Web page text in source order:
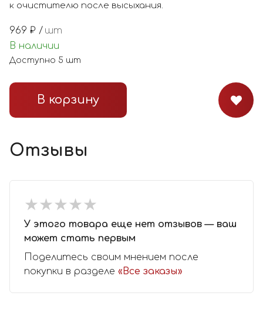
к очистителю после высыхания.
969 ₽ / шт
В наличии
Доступно 5 шт
В корзину
Отзывы
★★★★★
★★★★★
У этого товара еще нет отзывов — ваш
может стать первым
Поделитесь своим мнением после
покупки в разделе «Все заказы»